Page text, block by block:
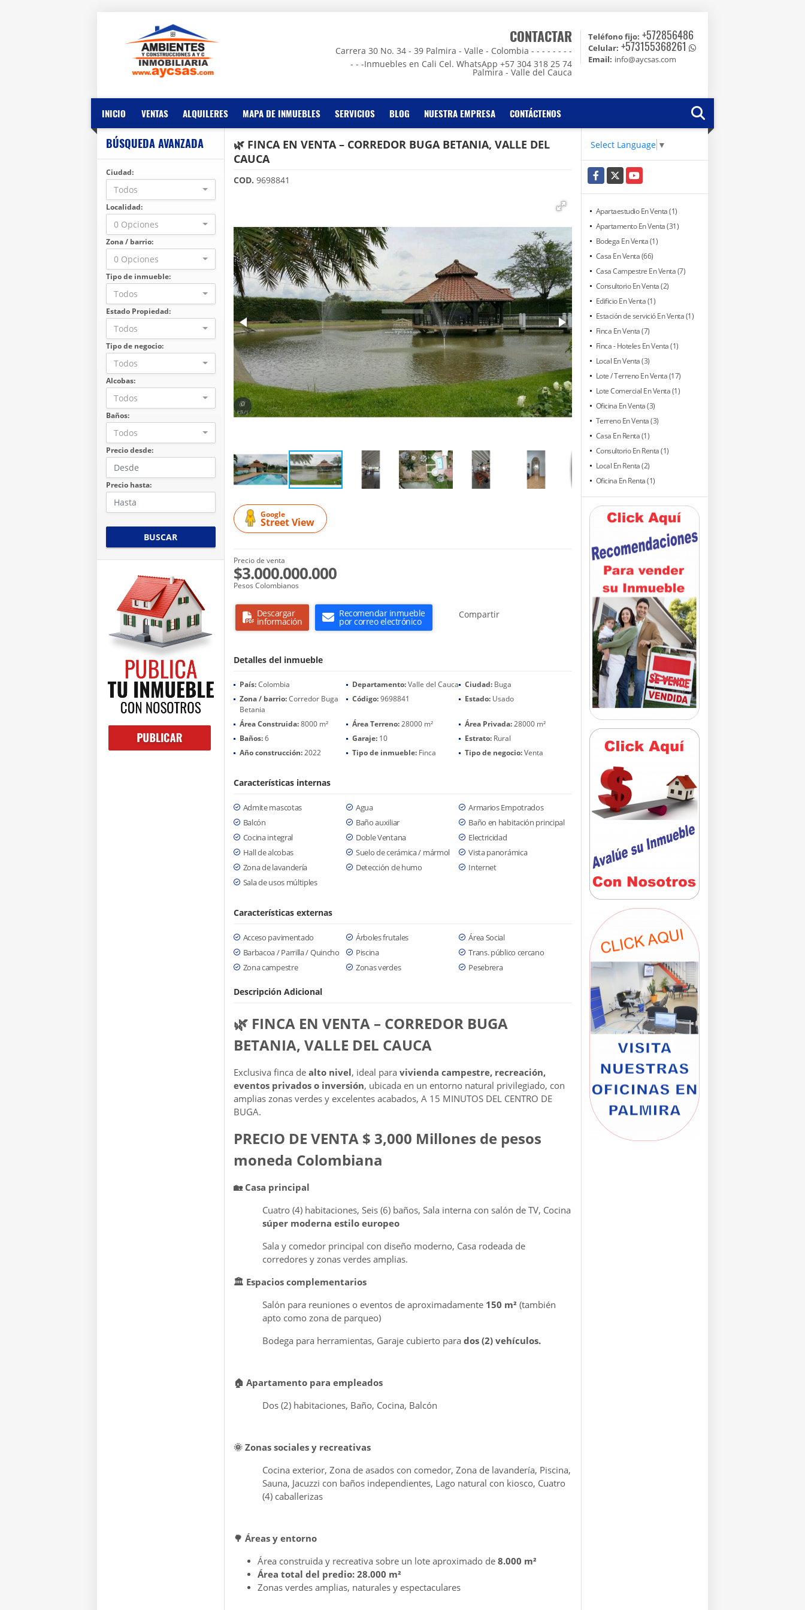
CONTACTAR
Carrera 30 No. 34 - 39 Palmira - Valle - Colombia - - - - - - - -
- - -Inmuebles en Cali Cel. WhatsApp +57 304 318 25 74
Palmira - Valle del Cauca
Teléfono fijo: +572856486
Celular: +573155368261
Email: info@aycsas.com
INICIO VENTAS ALQUILERES MAPA DE INMUEBLES SERVICIOS BLOG NUESTRA EMPRESA CONTÁCTENOS
BÚSQUEDA AVANZADA
Ciudad:
Todos
Localidad:
0 Opciones
Zona / barrio:
0 Opciones
Tipo de inmueble:
Todos
Estado Propiedad:
Todos
Tipo de negocio:
Todos
Alcobas:
Todos
Baños:
Todos
Precio desde:
Precio hasta:
BUSCAR
🌿 FINCA EN VENTA – CORREDOR BUGA BETANIA, VALLE DEL
CAUCA
COD. 9698841
Google
Street View
Precio de venta
$3.000.000.000
Pesos Colombianos
Descargar
información
Recomendar inmueble
por correo electrónico
Compartir
Detalles del inmueble
País:Colombia Departamento:Valle del Cauca Ciudad: Buga
Zona / barrio:Corredor Buga
Betania
Código:9698841 Estado: Usado
Área Construida:8000 m² Área Terreno:28000 m² Área Privada:28000 m²
Baños:6 Garaje:10 Estrato: Rural
Año construcción:2022 Tipo de inmueble:Finca Tipo de negocio:Venta
Características internas
Admite mascotas Agua
Armarios Empotrados
Balcón
Baño auxiliar
Baño en habitación principal
Cocina integral
Doble Ventana
Electricidad
Hall de alcobas
Suelo de cerámica / mármol
Vista panorámica
Zona de lavandería
Detección de humo
Internet
Sala de usos múltiples
Características externas
Acceso pavimentado Árboles frutales
Área Social
Barbacoa / Parrilla / Quincho
Piscina
Trans. público cercano
Zona campestre
Zonas verdes Pesebrera
Descripción Adicional
🌿 FINCA EN VENTA – CORREDOR BUGA
BETANIA, VALLE DEL CAUCA
Exclusiva finca de alto nivel, ideal para vivienda campestre, recreación,
eventos privados o inversión, ubicada en un entorno natural privilegiado, con
amplias zonas verdes y excelentes acabados, A 15 MINUTOS DEL CENTRO DE
BUGA.
PRECIO DE VENTA $ 3,000 Millones de pesos
moneda Colombiana
🏡Casa principal
Cuatro (4) habitaciones, Seis (6) baños, Sala interna con salón de TV, Cocina
súper moderna estilo europeo
Sala y comedor principal con diseño moderno, Casa rodeada de
corredores y zonas verdes amplias.
🏛 Espacios complementarios
Salón para reuniones o eventos de aproximadamente 150 m²(también
apto como zona de parqueo)
Bodega para herramientas, Garaje cubierto para dos (2) vehículos.
🏠 Apartamento para empleados
Dos (2) habitaciones, Baño, Cocina, Balcón
🌞Zonas sociales y recreativas
Cocina exterior, Zona de asados con comedor, Zona de lavandería, Piscina,
Sauna, Jacuzzi con baños independientes, Lago natural con kiosco, Cuatro
(4) caballerizas
🌳 Áreas y entorno
Área construida y recreativa sobre un lote aproximado de 8.000 m²
Área total del predio: 28.000 m²
Zonas verdes amplias, naturales y espectaculares
Select Language ▼
Facebook
X YouTube
Apartaestudio En Venta (1)
Apartamento En Venta (31)
Bodega En Venta (1)
Casa En Venta (66)
Casa Campestre En Venta (7)
Consultorio En Venta (2)
Edificio En Venta (1)
Estación de servició En Venta (1)
Finca En Venta (7)
Finca - Hoteles En Venta (1)
Local En Venta (3)
Lote / Terreno En Venta (17)
Lote Comercial En Venta (1)
Oficina En Venta (3)
Terreno En Venta (3)
Casa En Renta (1)
Consultorio En Renta (1)
Local En Renta (2)
Oficina En Renta (1)